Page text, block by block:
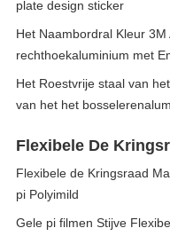
plate design sticker
Het Naambordral Kleur
rechthoekaluminium met
Het Roestvrije staal van
van het het
Flexibele De
Flexibele de Kringsraad
pi Polyimild
Gele pi filmen Stijve